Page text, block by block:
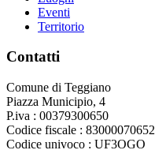
Eventi
Territorio
Contatti
Comune di Teggiano
Piazza Municipio, 4
P.iva : 00379300650
Codice fiscale : 83000070652
Codice univoco : UF3OGO